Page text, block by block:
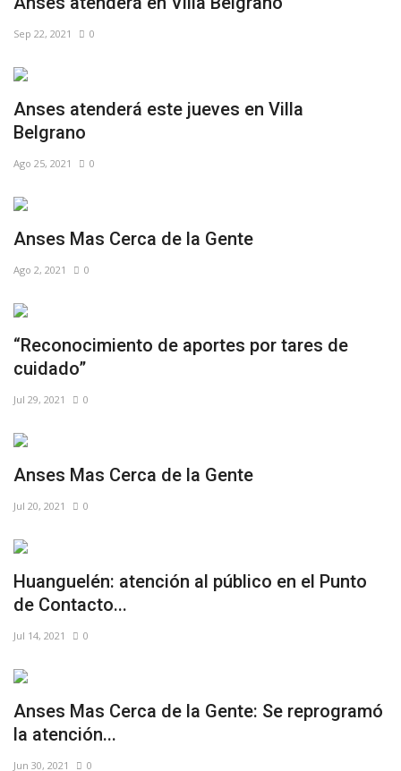
Sep 22, 2021 0
Anses atenderá este jueves en Villa
Belgrano⠀
Ago 25, 2021 0
Anses Mas Cerca de la Gente
Ago 2, 2021 0
“Reconocimiento de aportes por tares de
cuidado”⠀
Jul 29, 2021 0
Anses Mas Cerca de la Gente⠀
Jul 20, 2021 0
Huanguelén: atención al público en el Punto
de Contacto...
Jul 14, 2021 0
Anses Mas Cerca de la Gente: Se reprogramó
la atención...
Jun 30, 2021 0